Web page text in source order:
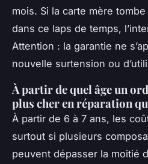
mois. Si la carte mère
dans ce laps de temps,
Attention : la garantie ne
nouvelle surtension ou
À partir de quel âge un
plus cher en réparation
À partir de 6 à 7 ans, les
surtout si plusieurs
peuvent dépasser la moitié